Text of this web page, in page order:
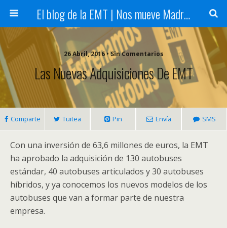
El blog de la EMT | Nos mueve Madrid
26 Abril, 2016 • Sin Comentarios
Las Nuevas Adquisiciones De EMT
Comparte Tuitea Pin Envía SMS
Con una inversión de 63,6 millones de euros, la EMT
ha aprobado la adquisición de 130 autobuses
estándar, 40 autobuses articulados y 30 autobuses
híbridos, y ya conocemos los nuevos modelos de los
autobuses que van a formar parte de nuestra
empresa.